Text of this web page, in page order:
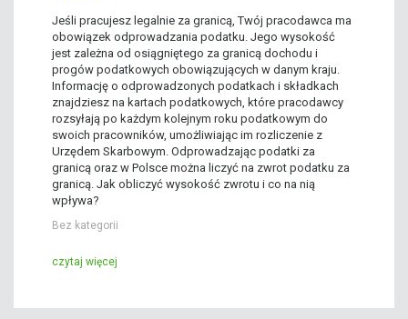
Jeśli pracujesz legalnie za granicą, Twój pracodawca ma
obowiązek odprowadzania podatku. Jego wysokość
jest zależna od osiągniętego za granicą dochodu i
progów podatkowych obowiązujących w danym kraju.
Informację o odprowadzonych podatkach i składkach
znajdziesz na kartach podatkowych, które pracodawcy
rozsyłają po każdym kolejnym roku podatkowym do
swoich pracowników, umożliwiając im rozliczenie z
Urzędem Skarbowym. Odprowadzając podatki za
granicą oraz w Polsce można liczyć na zwrot podatku za
granicą. Jak obliczyć wysokość zwrotu i co na nią
wpływa?
Bez kategorii
czytaj więcej